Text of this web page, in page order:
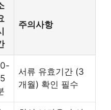
주의사항
서류 유효기간 (3
개월) 확인 필수